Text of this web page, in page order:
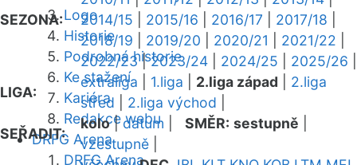
Logo
Historie
Podrobná historie
Ke stažení
Kariéra
Redakce webu
DRFG Arena
DRFG Arena
SEZONA:
2014/15
2015/16 2016/17 2017/18
2018/19
2019/20 2020/21 2021/22
2022/23|2023/24 2024/25 2025/26
LIGA:
extraliga 1.liga 2.liga západ
2.liga
střed
2.liga východ
SEŘADIT:
kolo|datum SMĚR: sestupně
vzestupně